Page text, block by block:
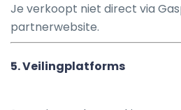
Je verkoopt niet direct via
partnerwebsite.
5.Veilingplatforms